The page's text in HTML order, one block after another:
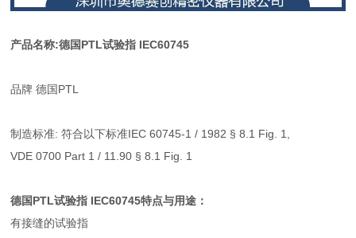
产品名称:德国PTL试验指 IEC60745
品牌 德国PTL
制造标准: 符合以下标准IEC 60745-1 / 1982 § 8.1 Fig. 1,
VDE 0700 Part 1 / 11.90 § 8.1 Fig. 1
德国PTL试验指 IEC60745特点与用途：
有接缝的试验指